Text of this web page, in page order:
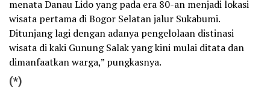
menata Danau Lido yang pada era 80-an menjadi lokasi
wisata pertama di Bogor Selatan jalur Sukabumi.
Ditunjang lagi dengan adanya pengelolaan distinasi
wisata di kaki Gunung Salak yang kini mulai ditata dan
dimanfaatkan warga,” pungkasnya.
(*)